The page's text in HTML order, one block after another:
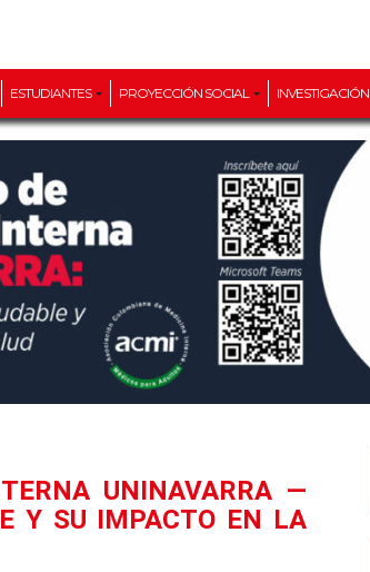
ESTUDIANTES PROYECCIÓN SOCIAL INVESTIGACIÓN
Y SU IMPACTO EN LA